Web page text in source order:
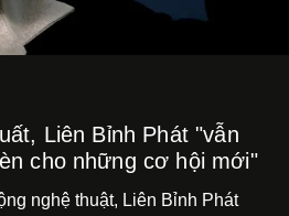
Liên Bỉnh Phát "vẫn
cho những cơ hội mới"
nghệ thuật, Liên Bỉnh Phát